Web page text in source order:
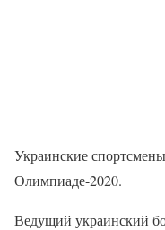
Украинские
Олимпиаде-2020.
Ведущий украинский